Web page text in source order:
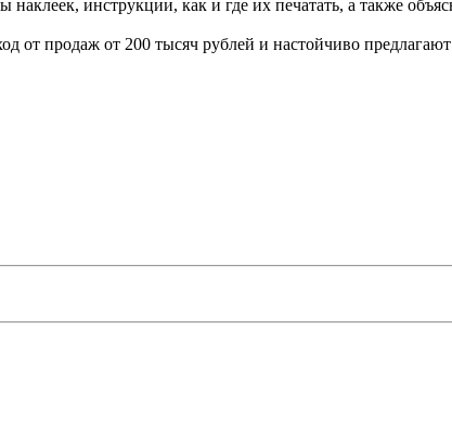
инструкции, как и где их печатать, а также
от продаж от 200 тысяч рублей и настойчиво